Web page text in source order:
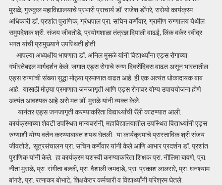
मुसळे, गुरुकुल महाविद्यालयाचे प्रभारी प्राचार्य डॉ. राजेश डोंगरे, रासेयो कार्यक्रम
अधिकारी डॉ. प्रशांत पुराणिक, ग्रंथपाल प्रा. सचिन कर्णेवार, ग्रामीण रुग्णालय येथील
समुपदेशक श्री. संजय जीवतोडे, प्रयोगशाळा तंत्रज्ञ दिपाली वाढई, लिंक वर्कर रवींद्र
भगत यांची प्रामुख्याने उपस्थिती होती.
आपल्या अध्यक्षीय भाषणात डॉ. अनिल मुसळे यांनी विद्यार्थ्यांना एड्स रोगाच्या
गंभीरतेबद्दल मार्गदर्शन केले. जगात एड्स रोगाचे रुग्ण दिवसेंदिवस वाढत असून भारतातील
एड्स रुग्णांची संख्या सुद्धा मोठ्या प्रमाणात वाढत आहे. ही एक अत्यंत धोकादायक बाब
आहे. यासाठी मोठ्या प्रमाणात जनजागृती आणि एड्स रोगावर योग्य उपाययोजना होणे
अत्यंत आवश्यक आहे असे मत डॉ. मुसळे यांनी व्यक्त केले.
यानंतर एड्स जनजागृती करण्याकरिता विद्यार्थ्यांची रॅली काढण्यात आली.
कार्यक्रमाच्या शेवटी उपस्थित मान्यवरांनी, महाविद्यालयातील उपस्थित विद्यार्थ्यांनी एड्स
रुग्णाशी योग्य वर्तन करण्याबाबत शपथ घेतली. या कार्यक्रमाचे प्रास्ताविक श्री संजय
जीवतोडे, सूत्रसंचालन प्रा. सचिन कर्णेवार यांनी केले आणि आभार प्रदर्शन डॉ. प्रशांत
पुराणिक यांनी केले. हा कार्यक्रम यशस्वी करण्याकरिता शिक्षक प्रा. नीलिमा बावणे, प्रा.
नीता मुसळे, प्रा. संगीता बल्की, प्रा. वैशाली जमदाडे, प्रा. प्रकाश लालसरे, प्रा. घनश्याम
बांगडे, प्रा. रत्नाकर बोभाटे, शिक्षकेतर कर्मचारी व विद्यार्थ्यांनी परिश्रम घेतले.